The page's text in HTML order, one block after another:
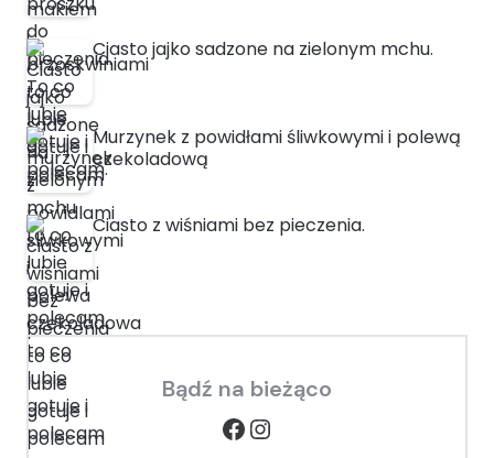
Ciasto jajko sadzone na zielonym mchu.
Murzynek z powidłami śliwkowymi i polewą
czekoladową
Ciasto z wiśniami bez pieczenia.
Bądź na bieżąco
Facebook
Instagram